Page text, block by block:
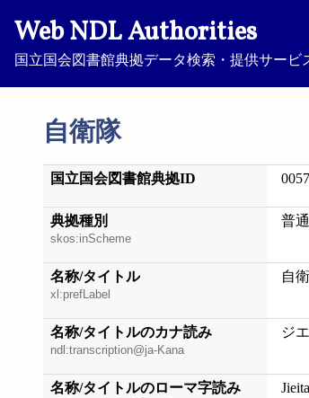
Web NDL Authorities
国立国会図書館典拠データ検索・提供サービ
自衛隊
国立国会図書館典拠ID
典拠種別
skos:inScheme
普
名称/タイトル
xl:prefLabel
自
名称/タイトルのカナ読み
ndl:transcription@ja-Kana
ジ
名称/タイトルのローマ字読み